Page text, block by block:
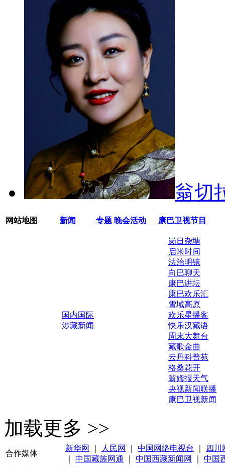
翁切
网站地图 新闻 专题 晚会活动 康巴卫视节目
国内国际
涉藏新闻
岗日杂塘
启米时间
法治明镜
向巴聊天
康巴讲坛
康巴欢乐汇
雪域高原
欢乐星播客
快乐汉藏语
周末大舞台
藏歌金曲
云丹科普苑
格桑花开
翁姆报天气
央视新闻联播
康巴卫视新闻
加载更多 >>
合作媒体
新华网 人民网 中国网络电视台
四川
中国藏族网通 中国西藏新闻网
中国